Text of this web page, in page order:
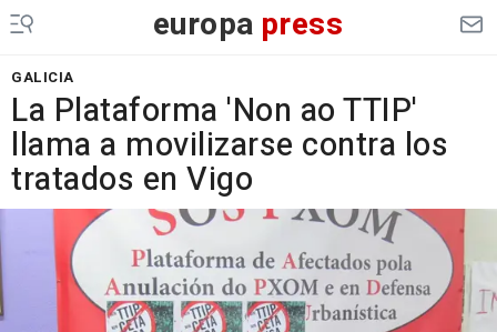
europa press
GALICIA
La Plataforma 'Non ao TTIP'
llama a movilizarse contra los
tratados en Vigo